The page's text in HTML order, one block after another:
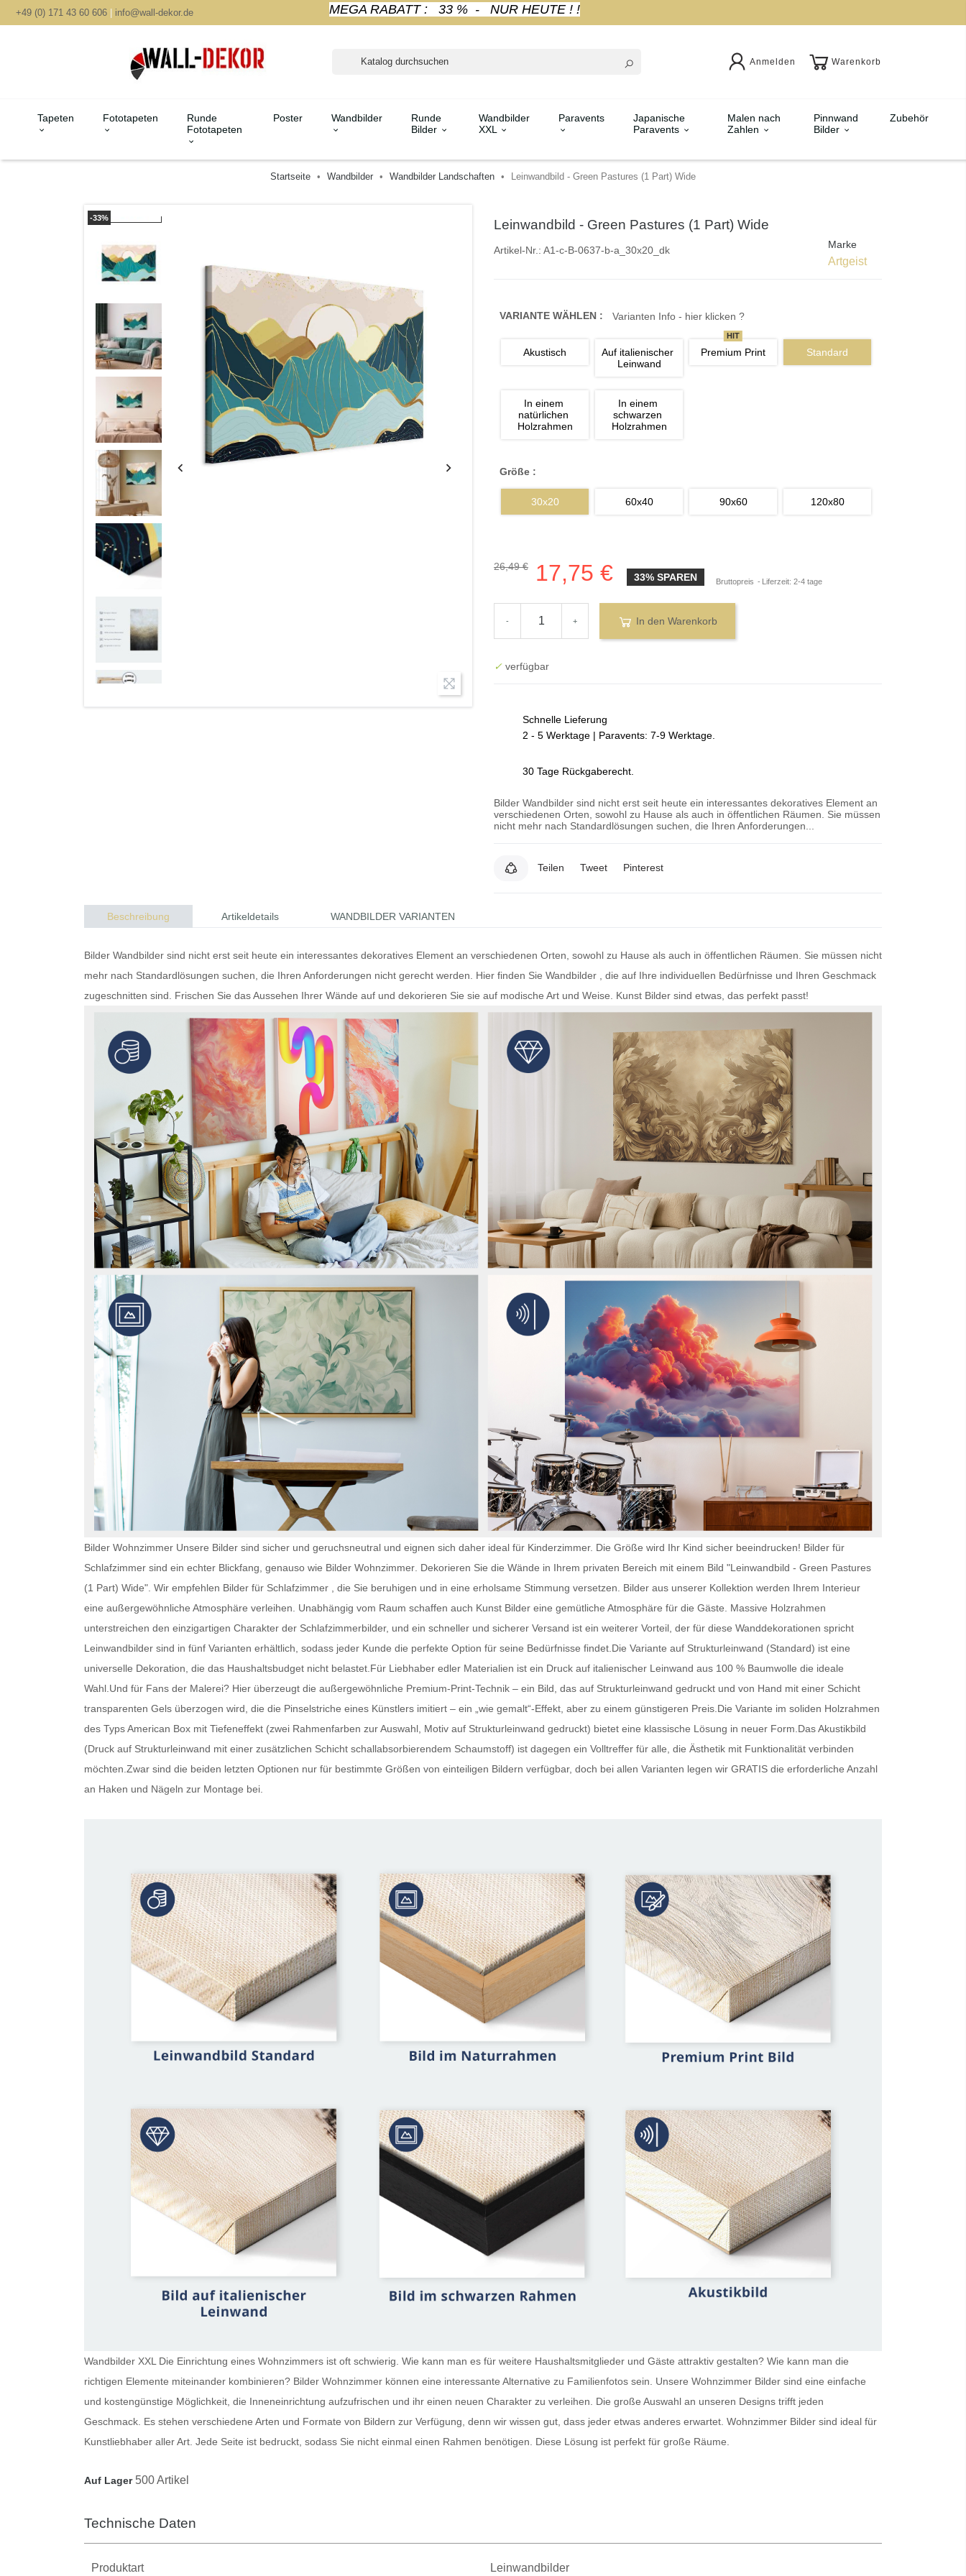
+49 (0) 171 43 60 606 | info@wall-dekor.de MEGA RABATT : 33 % - NUR HEUTE ! !
Anmelden Warenkorb
Tapeten Fototapeten
Runde
Fototapeten
Poster Wandbilder
Runde
Bilder
Wandbilder
XXL
Paravents
Japanische
Paravents
Malen nach
Zahlen
Pinnwand
Bilder
Zubehör
Startseite Wandbilder Wandbilder Landschaften Leinwandbild - Green Pastures (1 Part) Wide
-33% Leinwandbild - Green Pastures (1 Part) Wide
Artikel-Nr.: A1-c-B-0637-b-a_30x20_dk Marke
Artgeist
VARIANTE WÄHLEN : Varianten Info - hier klicken ?
Akustisch
Auf italienischer
Leinwand
Premium Print
HIT
Standard
In einem
natürlichen
Holzrahmen
In einem
schwarzen
Holzrahmen
Größe :
30x20 60x40 90x60 120x80
26,49 € 17,75 € 33% SPAREN Bruttopreis Liferzeit: 2-4 tage
- + In den Warenkorb
✓ verfügbar
Schnelle Lieferung
2 - 5 Werktage | Paravents: 7-9 Werktage.
30 Tage Rückgaberecht.
Bilder Wandbilder sind nicht erst seit heute ein interessantes dekoratives Element an
verschiedenen Orten, sowohl zu Hause als auch in öffentlichen Räumen. Sie müssen
nicht mehr nach Standardlösungen suchen, die Ihren Anforderungen...
Teilen Tweet Pinterest
Beschreibung Artikeldetails WANDBILDER VARIANTEN
Bilder Wandbilder sind nicht erst seit heute ein interessantes dekoratives Element an verschiedenen Orten, sowohl zu Hause als auch in öffentlichen Räumen. Sie müssen nicht
mehr nach Standardlösungen suchen, die Ihren Anforderungen nicht gerecht werden. Hier finden Sie Wandbilder , die auf Ihre individuellen Bedürfnisse und Ihren Geschmack
zugeschnitten sind. Frischen Sie das Aussehen Ihrer Wände auf und dekorieren Sie sie auf modische Art und Weise. Kunst Bilder sind etwas, das perfekt passt!
Bilder Wohnzimmer Unsere Bilder sind sicher und geruchsneutral und eignen sich daher ideal für Kinderzimmer. Die Größe wird Ihr Kind sicher beeindrucken! Bilder für
Schlafzimmer sind ein echter Blickfang, genauso wie Bilder Wohnzimmer . Dekorieren Sie die Wände in Ihrem privaten Bereich mit einem Bild "Leinwandbild - Green Pastures
(1 Part) Wide". Wir empfehlen Bilder für Schlafzimmer , die Sie beruhigen und in eine erholsame Stimmung versetzen. Bilder aus unserer Kollektion werden Ihrem Interieur
eine außergewöhnliche Atmosphäre verleihen. Unabhängig vom Raum schaffen auch Kunst Bilder eine gemütliche Atmosphäre für die Gäste. Massive Holzrahmen
unterstreichen den einzigartigen Charakter der Schlafzimmerbilder, und ein schneller und sicherer Versand ist ein weiterer Vorteil, der für diese Wanddekorationen spricht
Leinwandbilder sind in fünf Varianten erhältlich, sodass jeder Kunde die perfekte Option für seine Bedürfnisse findet.Die Variante auf Strukturleinwand (Standard) ist eine
universelle Dekoration, die das Haushaltsbudget nicht belastet.Für Liebhaber edler Materialien ist ein Druck auf italienischer Leinwand aus 100 % Baumwolle die ideale
Wahl.Und für Fans der Malerei? Hier überzeugt die außergewöhnliche Premium-Print-Technik – ein Bild, das auf Strukturleinwand gedruckt und von Hand mit einer Schicht
transparenten Gels überzogen wird, die die Pinselstriche eines Künstlers imitiert – ein „wie gemalt“-Effekt, aber zu einem günstigeren Preis.Die Variante im soliden Holzrahmen
des Typs American Box mit Tiefeneffekt (zwei Rahmenfarben zur Auswahl, Motiv auf Strukturleinwand gedruckt) bietet eine klassische Lösung in neuer Form.Das Akustikbild
(Druck auf Strukturleinwand mit einer zusätzlichen Schicht schallabsorbierendem Schaumstoff) ist dagegen ein Volltreffer für alle, die Ästhetik mit Funktionalität verbinden
möchten.Zwar sind die beiden letzten Optionen nur für bestimmte Größen von einteiligen Bildern verfügbar, doch bei allen Varianten legen wir GRATIS die erforderliche Anzahl
an Haken und Nägeln zur Montage bei.
Wandbilder XXL Die Einrichtung eines Wohnzimmers ist oft schwierig. Wie kann man es für weitere Haushaltsmitglieder und Gäste attraktiv gestalten? Wie kann man die
richtigen Elemente miteinander kombinieren? Bilder Wohnzimmer können eine interessante Alternative zu Familienfotos sein. Unsere Wohnzimmer Bilder sind eine einfache
und kostengünstige Möglichkeit, die Inneneinrichtung aufzufrischen und ihr einen neuen Charakter zu verleihen. Die große Auswahl an unseren Designs trifft jeden
Geschmack. Es stehen verschiedene Arten und Formate von Bildern zur Verfügung, denn wir wissen gut, dass jeder etwas anderes erwartet. Wohnzimmer Bilder sind ideal für
Kunstliebhaber aller Art. Jede Seite ist bedruckt, sodass Sie nicht einmal einen Rahmen benötigen. Diese Lösung ist perfekt für große Räume.
Auf Lager 500 Artikel
Technische Daten
Produktart Leinwandbilder